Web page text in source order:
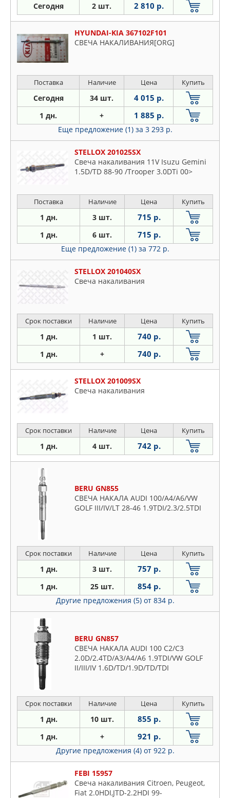
Сегодня 2 шт. 2 810 р.
HYUNDAI-KIA 367102F101
СВЕЧА НАКАЛИВАНИЯ[ORG]
Поставка Наличие Цена Купить
Сегодня 34 шт. 4 015 р.
1 дн. + 1 885 р.
Еще предложение (1) за 3 293 р.
STELLOX 201025SX
Свеча накаливания 11V Isuzu Gemini
1.5D/TD 88-90 /Trooper 3.0DTi 00>
Поставка Наличие Цена Купить
1 дн. 3 шт. 715 р.
1 дн. 6 шт. 715 р.
Еще предложение (1) за 772 р.
STELLOX 201040SX
Свеча накаливания
Срок поставки Наличие Цена Купить
1 дн. 1 шт. 740 р.
1 дн. + 740 р.
STELLOX 201009SX
Свеча накаливания
Срок поставки Наличие Цена Купить
1 дн. 4 шт. 742 р.
BERU GN855
СВЕЧА НАКАЛА AUDI 100/A4/A6/VW
GOLF III/IV/LT 28-46 1.9TDI/2.3/2.5TDI
Срок поставки Наличие Цена Купить
1 дн. 3 шт. 757 р.
1 дн. 25 шт. 854 р.
Другие предложения (5) от 834 р.
BERU GN857
СВЕЧА НАКАЛА AUDI 100 C2/C3
2.0D/2.4TD/A3/A4/A6 1.9TDI/VW GOLF
II/III/IV 1.6D/TD/1.9D/TD/TDI
Срок поставки Наличие Цена Купить
1 дн. 10 шт. 855 р.
1 дн. + 921 р.
Другие предложения (4) от 922 р.
FEBI 15957
Свеча накаливания Citroen, Peugeot,
Fiat 2.0HDI,JTD-2.2HDI 99-